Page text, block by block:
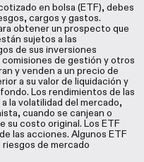
en bolsa (ETF), debes
cargos y gastos.
obtener un prospecto que
sujetos a las
de sus inversiones
de gestión y otros
y venden a un precio de
a su valor de liquidación y
Los rendimientos de las
la volatilidad del mercado,
cuando se canjean o
su costo original. Los ETF
las acciones. Algunos ETF
de mercado